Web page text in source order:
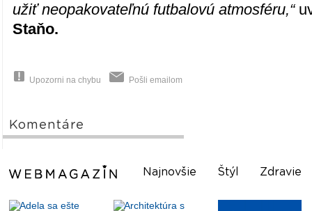
užiť neopakovateľnú futbalovú atmosféru,“
Staňo.
Upozorni na chybu Pošli emailom
Komentáre
Najnovšie Štýl Zdravie